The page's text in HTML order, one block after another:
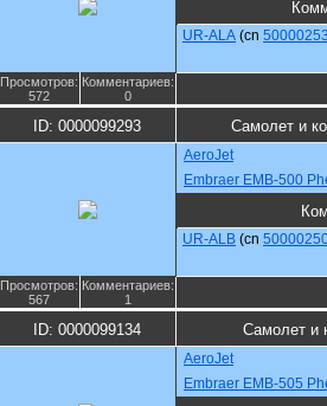
UR-ALA (cn
Просмотров:
572
Комментариев:
0
ID: 0000099293 Самолет и
AeroJet
Embraer EMB-500
UR-ALB (cn
Просмотров:
567
Комментариев:
1
ID: 0000099134 Самолет и
AeroJet
Embraer EMB-505